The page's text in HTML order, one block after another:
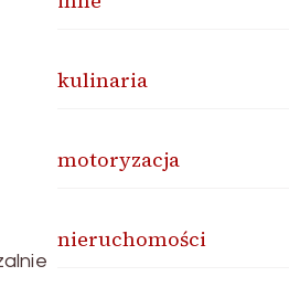
kulinaria
motoryzacja
nieruchomości